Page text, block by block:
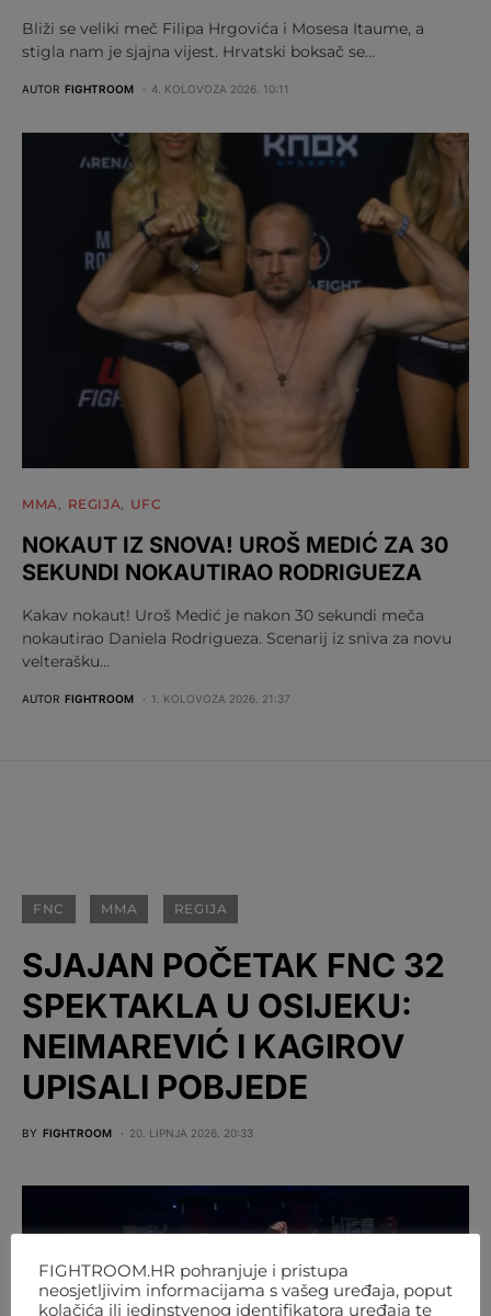
Bliži se veliki meč Filipa Hrgovića i Mosesa Itaume, a
stigla nam je sjajna vijest. Hrvatski boksač se…
AUTOR FIGHTROOM 4. KOLOVOZA 2026. 10:11
MMA REGIJA UFC
NOKAUT IZ SNOVA! UROŠ MEDIĆ ZA 30
SEKUNDI NOKAUTIRAO RODRIGUEZA
Kakav nokaut! Uroš Medić je nakon 30 sekundi meča
nokautirao Daniela Rodrigueza. Scenarij iz sniva za novu
velterašku…
AUTOR FIGHTROOM 1. KOLOVOZA 2026. 21:37
FNC MMA REGIJA
SJAJAN POČETAK FNC 32
SPEKTAKLA U OSIJEKU:
NEIMAREVIĆ I KAGIROV
UPISALI POBJEDE
BY FIGHTROOM 20. LIPNJA 2026. 20:33
FIGHTROOM.HR pohranjuje i pristupa
neosjetljivim informacijama s vašeg uređaja, poput
kolačića ili jedinstvenog identifikatora uređaja te